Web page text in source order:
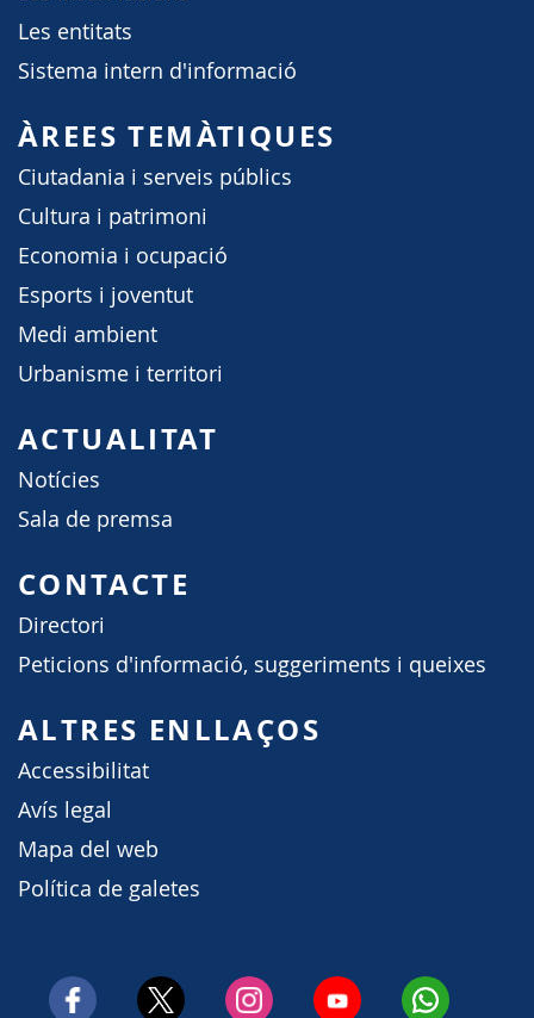
Les entitats
Sistema intern d'informació
ÀREES TEMÀTIQUES
Ciutadania i serveis públics
Cultura i patrimoni
Economia i ocupació
Esports i joventut
Medi ambient
Urbanisme i territori
ACTUALITAT
Notícies
Sala de premsa
CONTACTE
Directori
Peticions d'informació, suggeriments i queixes
ALTRES ENLLAÇOS
Accessibilitat
Avís legal
Mapa del web
Política de galetes